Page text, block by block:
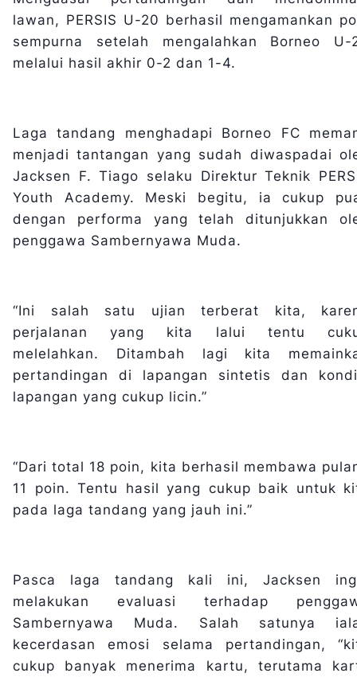
lawan, PERSIS U-20 berhasil mengamankan
sempurna setelah mengalahkan Borneo U-
melalui hasil akhir 0-2 dan 1-4.
Laga tandang menghadapi Borneo FC
menjadi tantangan yang sudah diwaspadai
Jacksen F. Tiago selaku Direktur Teknik
Youth Academy. Meski begitu, ia cukup
dengan performa yang telah ditunjukkan
penggawa Sambernyawa Muda.
“Ini salah satu ujian terberat kita,
perjalanan yang kita lalui tentu
melelahkan. Ditambah lagi kita
pertandingan di lapangan sintetis dan
lapangan yang cukup licin.”
“Dari total 18 poin, kita berhasil membawa
11 poin. Tentu hasil yang cukup baik untuk
pada laga tandang yang jauh ini.”
Pasca laga tandang kali ini, Jacksen
melakukan evaluasi terhadap
Sambernyawa Muda. Salah satunya
kecerdasan emosi selama pertandingan,
cukup banyak menerima kartu, terutama